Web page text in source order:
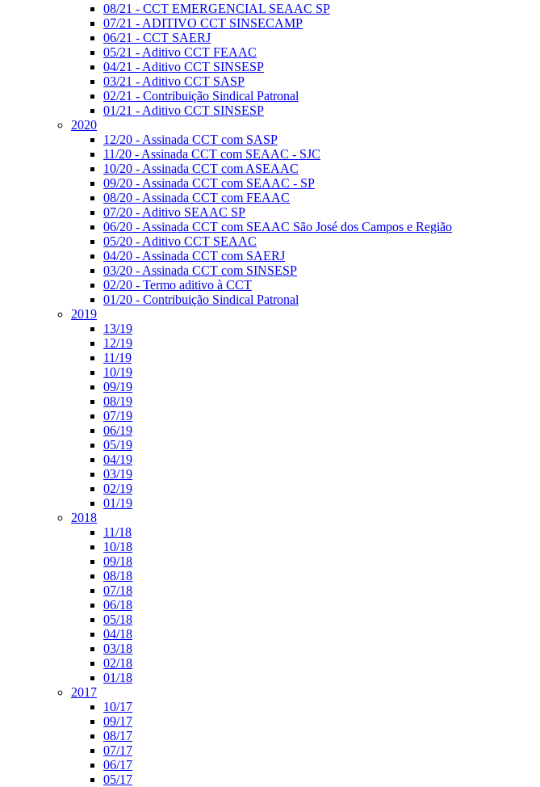
08/21 - CCT EMERGENCIAL SEAAC SP
07/21 - ADITIVO CCT SINSECAMP
06/21 - CCT SAERJ
05/21 - Aditivo CCT FEAAC
04/21 - Aditivo CCT SINSESP
03/21 - Aditivo CCT SASP
02/21 - Contribuição Sindical Patronal
01/21 - Aditivo CCT SINSESP
2020
12/20 - Assinada CCT com SASP
11/20 - Assinada CCT com SEAAC - SJC
10/20 - Assinada CCT com ASEAAC
09/20 - Assinada CCT com SEAAC - SP
08/20 - Assinada CCT com FEAAC
07/20 - Aditivo SEAAC SP
06/20 - Assinada CCT com SEAAC São José dos Campos e Região
05/20 - Aditivo CCT SEAAC
04/20 - Assinada CCT com SAERJ
03/20 - Assinada CCT com SINSESP
02/20 - Termo aditivo à CCT
01/20 - Contribuição Sindical Patronal
2019
13/19
12/19
11/19
10/19
09/19
08/19
07/19
06/19
05/19
04/19
03/19
02/19
01/19
2018
11/18
10/18
09/18
08/18
07/18
06/18
05/18
04/18
03/18
02/18
01/18
2017
10/17
09/17
08/17
07/17
06/17
05/17